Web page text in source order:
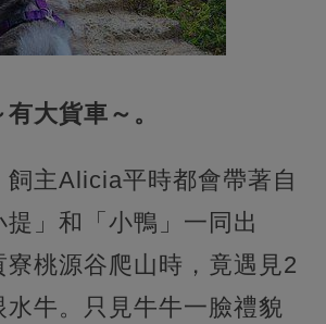
大貨車～。
飼主Alicia平時都會帶著自
」和「小鴨」一同出
寮桃源谷爬山時，竟遇見2
水牛。只見牛牛一臉禮貌